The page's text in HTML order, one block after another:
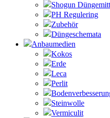
Shogun
PH Regulering
Zubehör
Düngeschemata
Anbaumedien
Kokos
Erde
Leca
Perlit
Steinwolle
Vermiculit